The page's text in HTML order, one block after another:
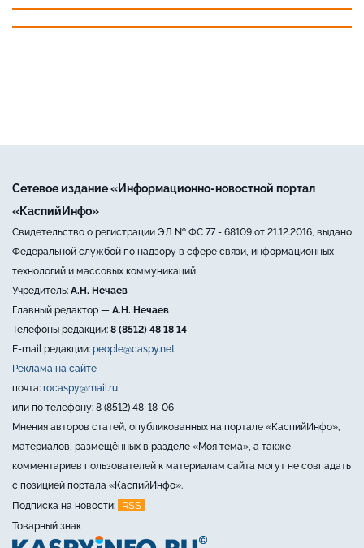
Сетевое издание «Информационно-новостной портал
«КаспийИнфо»
Свидетельство о регистрации ЭЛ № ФС 77 - 68109 от 21.12.2016, выдано
Федеральной службой по надзору в сфере связи, информационных
технологий и массовых коммуникаций
Учредитель: А.Н. Нечаев
Главный редактор — А.Н. Нечаев
Телефоны редакции: 8 (8512) 48 18 14
E-mail редакции: people@caspy.net
Реклама на сайте
почта: rocaspy@mail.ru
или по телефону: 8 (8512) 48-18-06
Мнения авторов статей, опубликованных на портале «КаспийИнфо»,
материалов, размещённых в разделе «Моя тема», а также
комментариев пользователей к материалам сайта могут не совпадать
с позицией портала «КаспийИнфо».
Подписка на новости:
RSS
Товарный знак